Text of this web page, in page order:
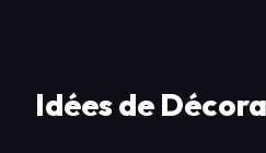
Idées de